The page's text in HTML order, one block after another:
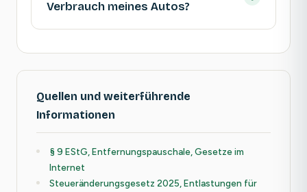
Verbrauch meines Autos?
Quellen und weiterführende
Informationen
§ 9 EStG, Entfernungspauschale, Gesetze im
Internet
Steueränderungsgesetz 2025, Entlastungen für